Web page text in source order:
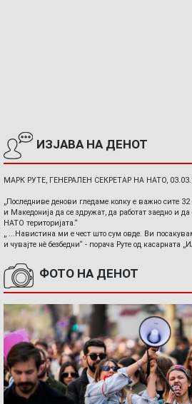
ИЗЈАВА НА ДЕНОТ
МАРК РУТЕ, ГЕНЕРАЛЕН СЕКРЕТАР НА НАТО,
„Последниве денови гледаме колку е важно сите
и Македонија да се здружат, да работат заедно и
НАТО територијата.“
„ ...Навистина ми е чест што сум овде. Ви
и чувајте нè безбедни“ - порача Руте од касарната
ФОТО НА ДЕНОТ